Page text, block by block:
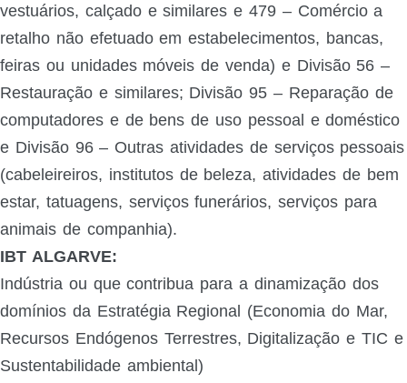
vestuários, calçado e similares e 479 – Comércio a
retalho não efetuado em estabelecimentos, bancas,
feiras ou unidades móveis de venda) e Divisão 56 –
Restauração e similares; Divisão 95 – Reparação de
computadores e de bens de uso pessoal e doméstico
e Divisão 96 – Outras atividades de serviços pessoais
(cabeleireiros, institutos de beleza, atividades de bem
estar, tatuagens, serviços funerários, serviços para
animais de companhia).
IBT ALGARVE:
Indústria ou que contribua para a dinamização dos
domínios da Estratégia Regional (Economia do Mar,
Recursos Endógenos Terrestres, Digitalização e TIC e
Sustentabilidade ambiental)